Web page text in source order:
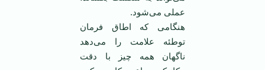
عملی می‌شود.
‏هنگامی كه اطاق فرمان
توطئه علامت را می‌دهد
ناگهان همه چیز با دقت